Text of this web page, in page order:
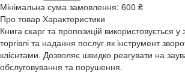
Мінімальна сума замовлення: 600 ₴
Про товар Характеристики
Книга скарг та пропозицій використовується у
торгівлі та надання послуг як інструмент
клієнтами. Дозволяє швидко реагувати на
обслуговування та порушення.